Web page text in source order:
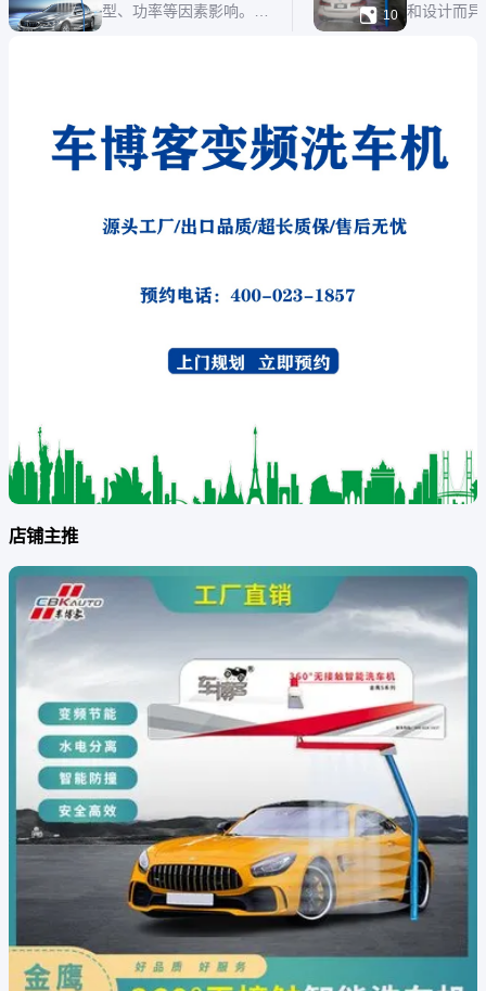
型、功率等因素影响。
时声音类似普通家电运转
声，不会对周围环境和人
用高压洗车机噪音相
 10 和设计而
面的摩擦
好，在光
店铺主推